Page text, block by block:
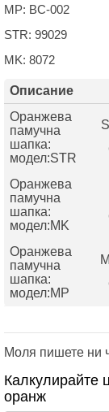
MP: BC-002
STR: 99029
MK: 8072
Описание
Оранжева
памучна
шапка:
модел:STR
Оранжева
памучна
шапка:
модел:MK
Оранжева
памучна
шапка:
модел:MP
Моля пишете ни
Калкулирайте
оранж